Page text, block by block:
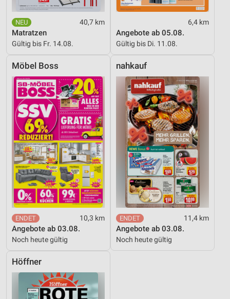
40,7 km
Matratzen
Gültig bis Fr. 14.08.
6,4 km
Angebote ab 05.08.
Gültig bis Di. 11.08.
Möbel Boss
10,3 km
Angebote ab 03.08.
Noch heute gültig
nahkauf
11,4 km
Angebote ab 03.08.
Noch heute gültig
Höffner